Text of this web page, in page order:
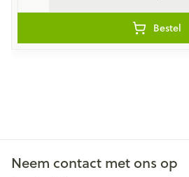
Bestel
Neem contact met ons op